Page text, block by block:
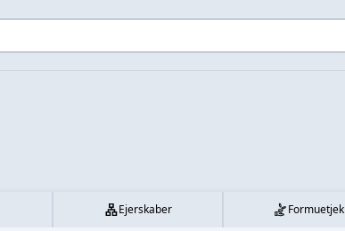
Ejerskaber Formuetjek